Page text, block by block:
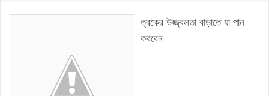
ত্বকের উজ্জ্বলতা বাড়াতে যা পান
করবেন